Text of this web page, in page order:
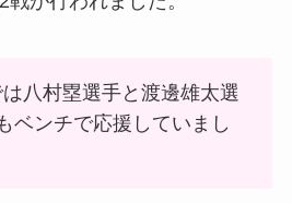
八村塁選手と渡邊雄太選
ベンチで応援していまし